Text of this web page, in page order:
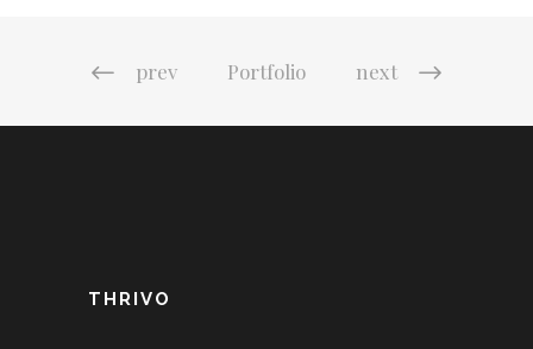
prev Portfolio next
THRIVO